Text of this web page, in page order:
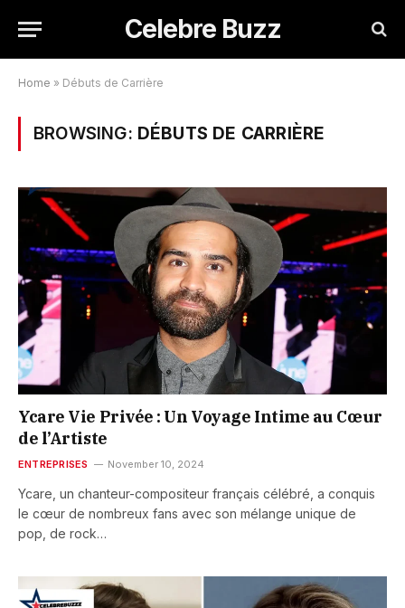
Celebre Buzz
Home » Débuts de Carrière
BROWSING: DÉBUTS DE CARRIÈRE
Ycare Vie Privée : Un Voyage Intime au Cœur
de l’Artiste
ENTREPRISES November 10, 2024
Ycare, un chanteur-compositeur français célébré, a conquis
le cœur de nombreux fans avec son mélange unique de
pop, de rock…